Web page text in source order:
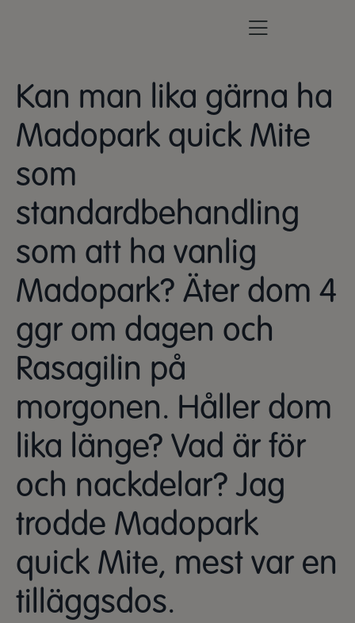
Kan man lika gärna ha
Madopark quick Mite
som
standardbehandling
som att ha vanlig
Madopark? Äter dom 4
ggr om dagen och
Rasagilin på
morgonen. Håller dom
lika länge? Vad är för
och nackdelar? Jag
trodde Madopark
quick Mite, mest var en
tilläggsdos.